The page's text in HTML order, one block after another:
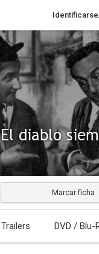
El diablo
Marcar ficha
Trailers DVD / Blu-